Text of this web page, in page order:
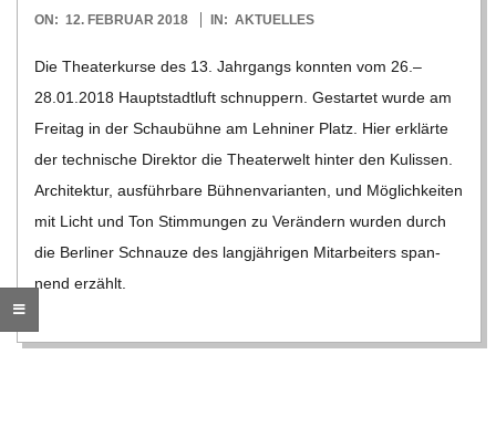
R
E
-
G
O
L
2018-
ON: 12. FEBRUAR 2018 IN: AKTUELLES
Die Thea­ter­kurse des 13. Jahr­gangs konn­ten vom 26.–
28.01.2018 Haupt­stadt­luft schnup­pern. Gestar­tet wurde am
Frei­tag in der Schau­bühne am Leh­ni­ner Platz. Hier erklärte
der tech­ni­sche Direk­tor die Thea­ter­welt hin­ter den Kulis­sen.
Archi­tek­tur, aus­führ­bare Büh­nen­va­ri­an­ten, und Mög­lich­kei­ten
mit Licht und Ton Stim­mun­gen zu Ver­än­dern wur­den durch
die Ber­li­ner Schnauze des lang­jäh­ri­gen Mit­ar­bei­ters span­
nend erzählt.